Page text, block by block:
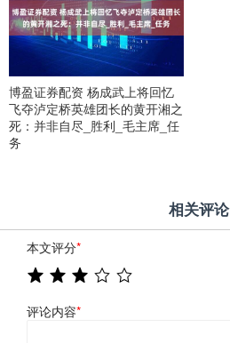
博盈证券配资 杨成武上将回忆
飞夺泸定桥英雄团长的黄开湘之
死：并非自尽_胜利_毛主席_任
务
相关评论
本文评分*
评论内容*